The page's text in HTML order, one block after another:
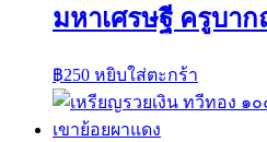
มหาเศรษฐี ครูบาก
฿250 หยิบใส่ตะกร้า